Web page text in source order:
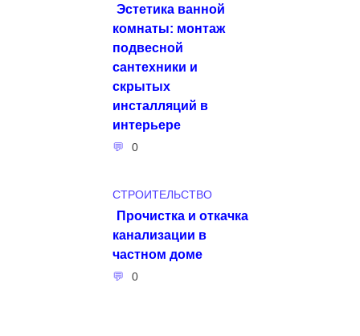
Эстетика ванной
комнаты: монтаж
подвесной
сантехники и
скрытых
инсталляций в
интерьере
0
СТРОИТЕЛЬСТВО
Прочистка и откачка
канализации в
частном доме
0